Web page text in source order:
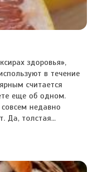
здоровья»,
в течение
считается
еще об одном.
недавно
Да, толстая...